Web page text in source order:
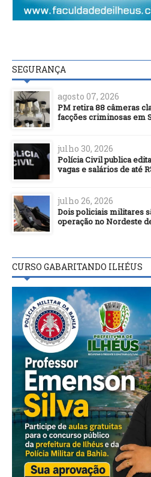
SEGURANÇA
agosto 07, 2026
PM retira 88 câmeras
facções criminosas em
julho 30, 2026
Polícia Civil publica
vagas e salários de até
julho 26, 2026
Dois policiais militares
operação no Nordeste
CURSO GABARITANDO ILHÉUS